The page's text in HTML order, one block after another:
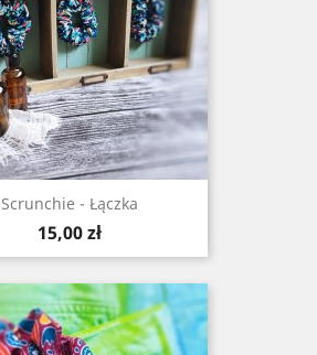
Scrunchie - Łączka
Cena
15,00 zł